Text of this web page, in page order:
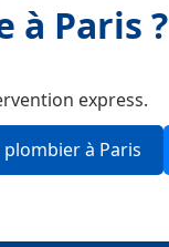
à Paris ?
express.
à Paris